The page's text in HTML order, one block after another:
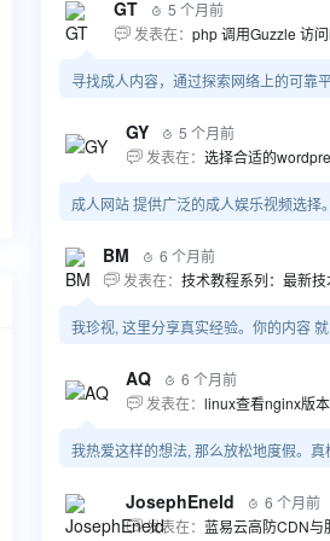
GT  5 个月前
 发表在： php 调用Guzzle 访问https接口
寻找成人内容，通过探索网络上的可靠
GY  5 个月前
 发表在： 选择合适的
成人网站 提供广泛的成人娱乐视频选择
BM  6 个月前
 发表在： 技术教程系列：最新技术动向与案例探索——量子计算商业应用揭秘 该教程将深入探索最新技术动态，重点关注量子
我珍视, 这里分享真实经验。你的内容 就
AQ  6 个月前
 发表在： linux查看nginx版
我热爱这样的想法, 那么放松地度假。真
JosephEneld  6 个月前
 发表在： 蓝易云高防CDN与服务